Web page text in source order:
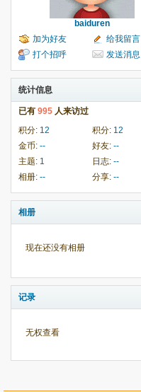
baiduren
加为好友
给我留言
打个招呼
发送消息
统计信息
已有 995 人来访过
积分: 12 积分: 12
金币: -- 好友: --
主题: 1 日志: --
相册: -- 分享: --
相册
现在还没有相册
记录
无权查看